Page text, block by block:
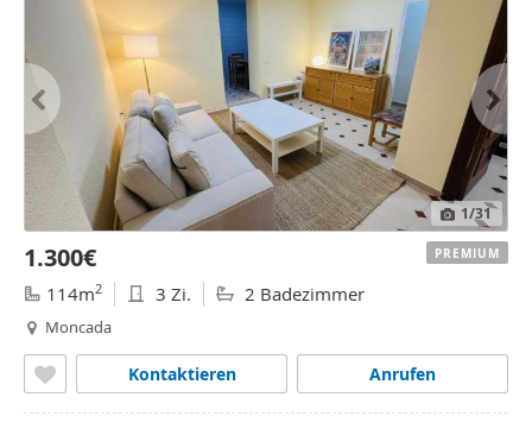
1/31
1.300€
114m2 3 Zi. 2 Badezimmer
Moncada
Anrufen
Kontaktieren
PREMIUM